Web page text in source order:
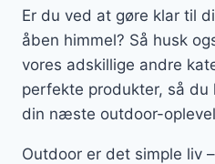
Er du ved at gøre klar til
åben himmel? Så husk
vores adskillige andre
perfekte produkter, så du
din næste outdoor-
Outdoor er det simple liv